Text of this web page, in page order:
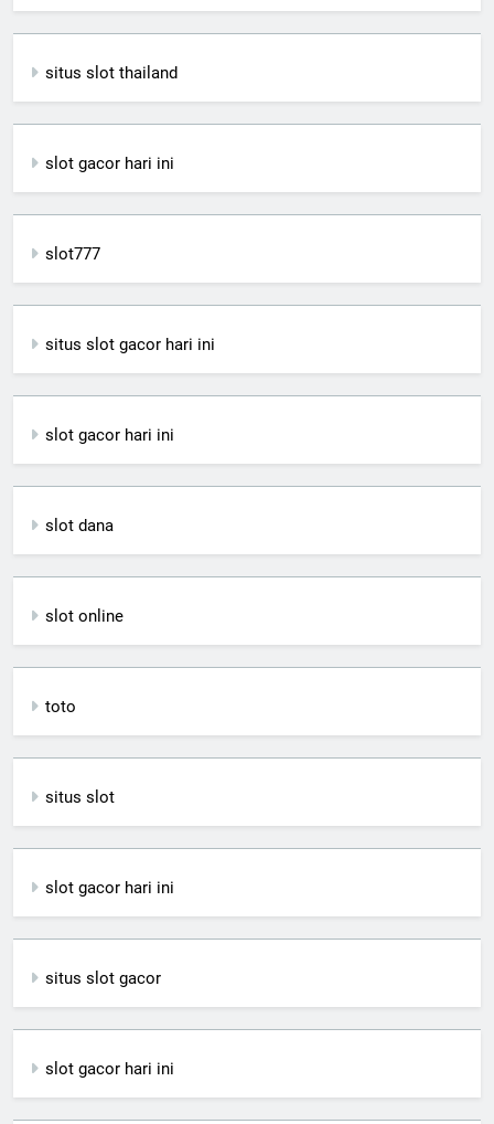
situs slot thailand
slot gacor hari ini
slot777
situs slot gacor hari ini
slot gacor hari ini
slot dana
slot online
toto
situs slot
slot gacor hari ini
situs slot gacor
slot gacor hari ini